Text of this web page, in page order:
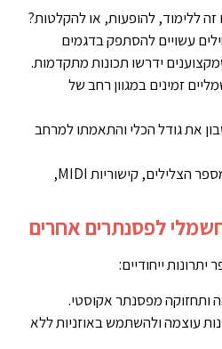
ללימוד, להופעות, או להקלטות?
עשויים להסתפק בדגמים
ידרשו תכונות מתקדמות.
זמינים במגוון רחב של
את גודל הכלי והתאמתו למרחב
: כגון מספר הצלילים, קישוריות MIDI,
לפסנתרים אחרים
ייחודיים:
ותחזוקה מפסנתר אקוסטי.
עוצמה ולהשתמש באוזניות ללא